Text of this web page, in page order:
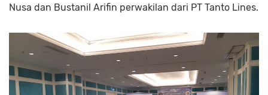
Nusa dan Bustanil Arifin perwakilan dari PT Tanto Lines.